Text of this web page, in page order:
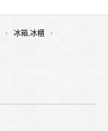
冰箱.冰櫃